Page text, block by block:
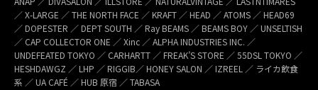
／ X-LARGE ／ THE NORTH FACE ／ KRAFT ／ HEAD ／ ATOMS ／ HEAD69
／ DOPESTER ／ DEPT SOUTH ／ Ray BEAMS ／ BEAMS BOY ／ UNSELTISH
／ CAP COLLECTOR ONE ／ Xinc ／ ALPHA INDUSTRIES INC. ／
UNDEFEATED TOKYO ／ CARHARTT ／ FREAK’S STORE ／ 55DSL TOKYO ／
HESHDAWGZ ／ LHP ／ RIGGIB／ HONEY SALON ／ IZREEL ／ ライカ飲食
系 ／ UA CAFÉ ／ HUB 原宿 ／ TABASA